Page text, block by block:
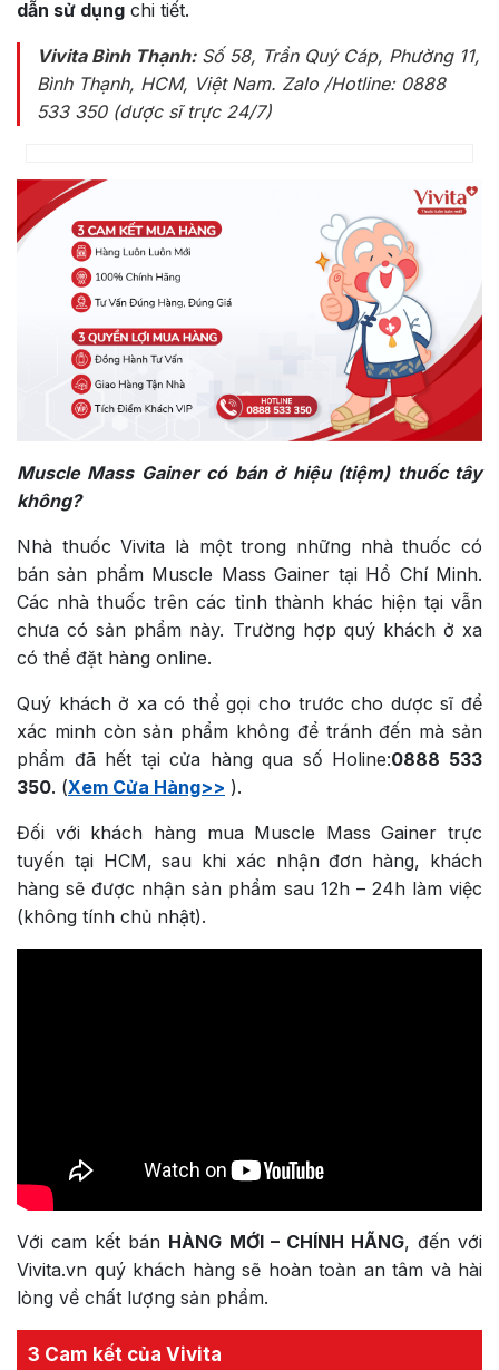
dẫn sử dụng chi tiết.
Vivita Bình Thạnh:Số 58, Trần Quý Cáp, Phường 11,
Bình Thạnh, HCM, Việt Nam. Zalo /Hotline: 0888
533 350 (dược sĩ trực 24/7)
Muscle Mass Gainer có bán ở hiệu (tiệm) thuốc tây
không?
Nhà thuốc Vivita là một trong những nhà thuốc có
bán sản phẩm Muscle Mass Gainer tại Hồ Chí Minh.
Các nhà thuốc trên các tỉnh thành khác hiện tại vẫn
chưa có sản phẩm này. Trường hợp quý khách ở xa
có thể đặt hàng online.
Quý khách ở xa có thể gọi cho trước cho dược sĩ để
xác minh còn sản phẩm không để tránh đến mà sản
phẩm đã hết tại cửa hàng qua số Holine:0888 533
350. (Xem Cửa Hàng>> ).
Đối với khách hàng mua Muscle Mass Gainer trực
tuyến tại HCM, sau khi xác nhận đơn hàng, khách
hàng sẽ được nhận sản phẩm sau 12h – 24h làm việc
(không tính chủ nhật).
Với cam kết bán HÀNG MỚI – CHÍNH HÃNG, đến với
Vivita.vn quý khách hàng sẽ hoàn toàn an tâm và hài
lòng về chất lượng sản phẩm.
3 Cam kết của Vivita